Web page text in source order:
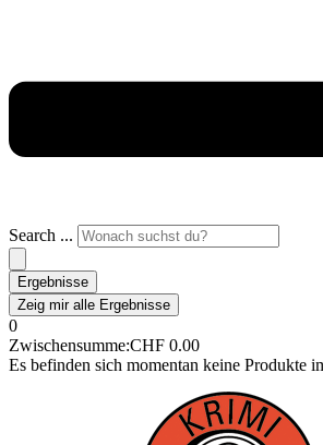
Search ...
Ergebnisse
Zeig mir alle Ergebnisse
0
Zwischensumme:CHF 0.00
Es befinden sich momentan keine Produkte